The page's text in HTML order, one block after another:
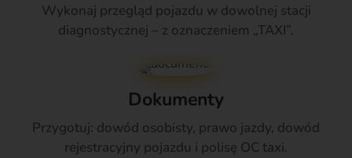
Wykonaj przegląd pojazdu w dowolnej stacji
diagnostycznej – z oznaczeniem „TAXI”.
Dokumenty
Przygotuj: dowód osobisty, prawo jazdy, dowód
rejestracyjny pojazdu i polisę OC taxi.